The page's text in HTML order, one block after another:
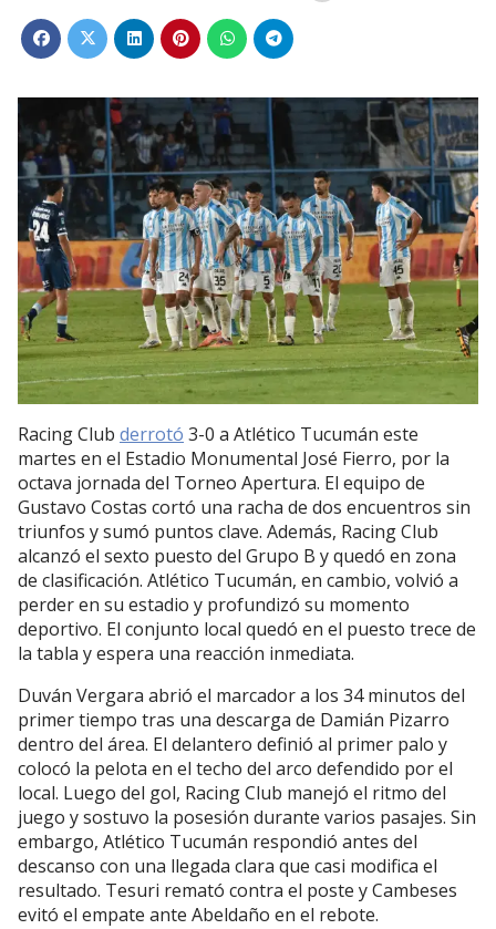
Racing Club derrotó 3-0 a Atlético Tucumán este
martes en el Estadio Monumental José Fierro, por la
octava jornada del Torneo Apertura. El equipo de
Gustavo Costas cortó una racha de dos encuentros sin
triunfos y sumó puntos clave. Además, Racing Club
alcanzó el sexto puesto del Grupo B y quedó en zona
de clasificación. Atlético Tucumán, en cambio, volvió a
perder en su estadio y profundizó su momento
deportivo. El conjunto local quedó en el puesto trece de
la tabla y espera una reacción inmediata.
Duván Vergara abrió el marcador a los 34 minutos del
primer tiempo tras una descarga de Damián Pizarro
dentro del área. El delantero definió al primer palo y
colocó la pelota en el techo del arco defendido por el
local. Luego del gol, Racing Club manejó el ritmo del
juego y sostuvo la posesión durante varios pasajes. Sin
embargo, Atlético Tucumán respondió antes del
descanso con una llegada clara que casi modifica el
resultado. Tesuri remató contra el poste y Cambeses
evitó el empate ante Abeldaño en el rebote.